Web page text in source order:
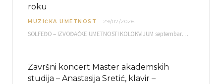
roku
MUZIČKA UMETNOST 29/07/2026
SOLFEĐO – IZVOĐAČKE UMETNOSTI KOLOKVIJUM septembarski ispitni rok četvrtak, 03.09.2026. uč. br. 12 PISMENI…
Završni koncert Master akademskih
studija – Anastasija Sretić, klavir –